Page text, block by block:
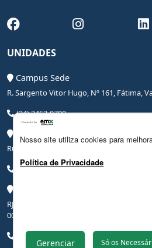
UNIDADES
Campus Sede
R. Sargento Vitor Hugo, Nº 161, Fátima,
(24) 2453-0700
Rua Coronel Leite Pinto, Nº 20, Centro,
(24) 3206-0090
RJ-145, Rodovia Benjamin Ielpo, Nº 20510,
000
(24) 2453-0700
Whatsapp
Nosso site utiliza cookies para
Política de Privacidade
Gerenciar Só os